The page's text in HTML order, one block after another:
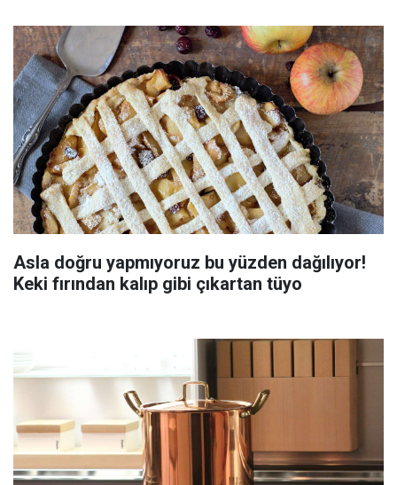
Asla doğru yapmıyoruz bu yüzden dağılıyor!
Keki fırından kalıp gibi çıkartan tüyo